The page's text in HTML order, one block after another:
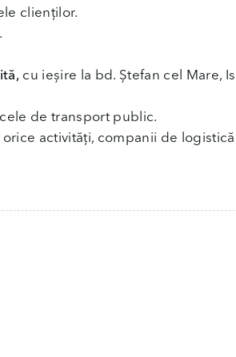
clienților.
cu ieșire la bd. Ștefan cel Mare,
de transport public.
activități, companii de